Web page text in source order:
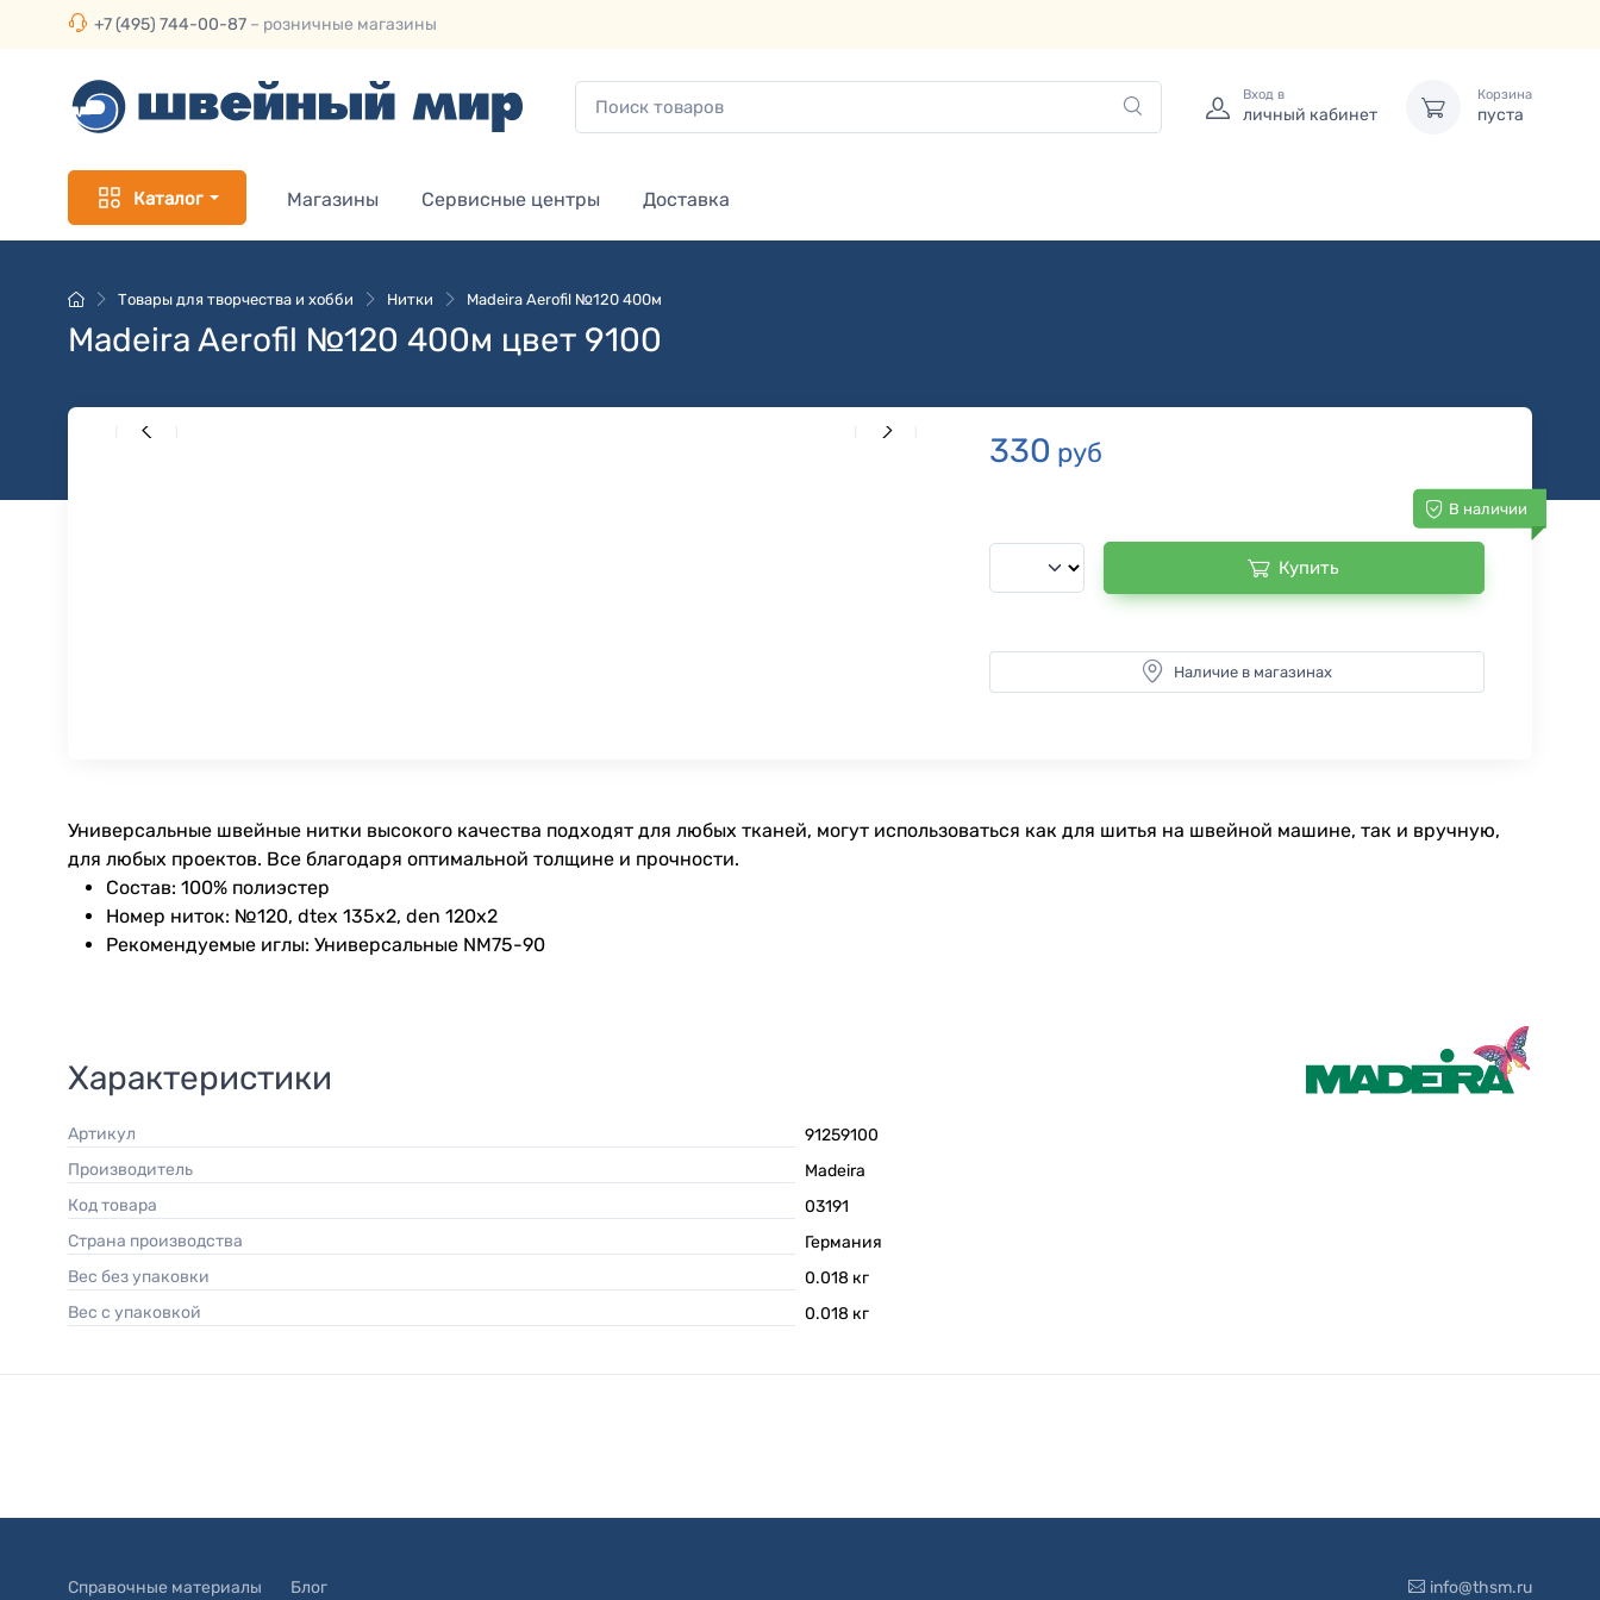
+7 (495) 744-00-87 – розничные магазины
Вход в
личный кабинет
Корзина
пуста
Каталог Магазины Сервисные центры Доставка
Товары для творчества и хобби Нитки Madeira Aerofil №120 400м
Madeira Aerofil №120 400м цвет 9100
330 руб
В наличии
Купить
Наличие в магазинах
Универсальные швейные нитки высокого качества подходят для любых тканей, могут использоваться как для шитья на швейной машине, так и вручную,
для любых проектов. Все благодаря оптимальной толщине и прочности.
Состав: 100% полиэстер
Номер ниток: №120, dtex 135x2, den 120x2
Рекомендуемые иглы: Универсальные NM75-90
Характеристики
Артикул
91259100
Производитель
Madeira
Код товара
03191
Страна производства
Германия
Вес без упаковки
0.018 кг
Вес с упаковкой
0.018 кг
Справочные материалы Блог info@thsm.ru